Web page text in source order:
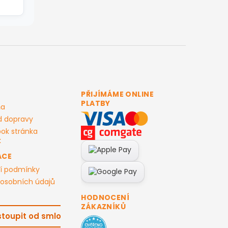
dopravy
stránka
podmínky
údajů
od smlouvy
PŘIJÍMÁME ONLINE
PLATBY
HODNOCENÍ
ZÁKAZNÍKŮ